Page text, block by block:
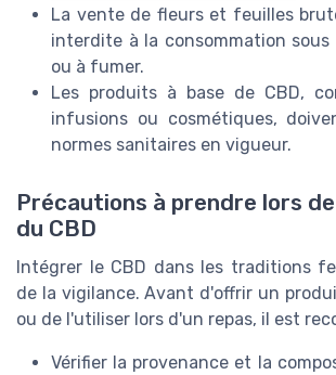
La vente de fleurs et feuilles
interdite à la consommation
ou à fumer.
Les produits à base de CBD,
infusions ou cosmétiques,
normes sanitaires en vigueur.
Précautions à prendre lors
du CBD
Intégrer le CBD dans les traditions
de la vigilance. Avant d'offrir un
ou de l'utiliser lors d'un repas, il est
Vérifier la provenance et la